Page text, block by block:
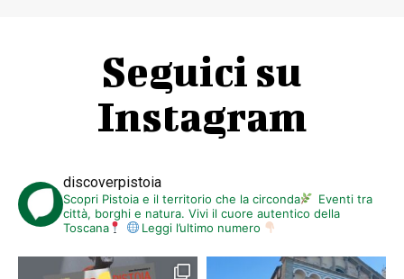
Seguici su
Instagram
discoverpistoia
Scopri Pistoia e il territorio che la circonda
Eventi tra
città, borghi e natura. Vivi il cuore autentico della
Toscana
Leggi l’ultimo numero